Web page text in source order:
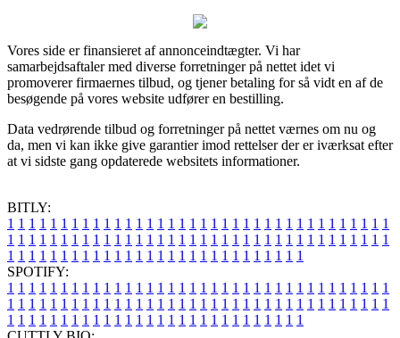
Vores side er finansieret af annonceindtægter. Vi har
samarbejdsaftaler med diverse forretninger på nettet idet vi
promoverer firmaernes tilbud, og tjener betaling for så vidt en af de
besøgende på vores website udfører en bestilling.
Data vedrørende tilbud og forretninger på nettet værnes om nu og
da, men vi kan ikke give garantier imod rettelser der er iværksat efter
at vi sidste gang opdaterede websitets informationer.
BITLY:
1 1 1 1 1 1 1 1 1 1 1 1 1 1 1 1 1 1 1 1 1 1 1 1 1 1 1 1 1 1 1 1 1 1 1 1
1 1 1 1 1 1 1 1 1 1 1 1 1 1 1 1 1 1 1 1 1 1 1 1 1 1 1 1 1 1 1 1 1 1 1 1
1 1 1 1 1 1 1 1 1 1 1 1 1 1 1 1 1 1 1 1 1 1 1 1 1 1 1 1
SPOTIFY:
1 1 1 1 1 1 1 1 1 1 1 1 1 1 1 1 1 1 1 1 1 1 1 1 1 1 1 1 1 1 1 1 1 1 1 1
1 1 1 1 1 1 1 1 1 1 1 1 1 1 1 1 1 1 1 1 1 1 1 1 1 1 1 1 1 1 1 1 1 1 1 1
1 1 1 1 1 1 1 1 1 1 1 1 1 1 1 1 1 1 1 1 1 1 1 1 1 1 1 1